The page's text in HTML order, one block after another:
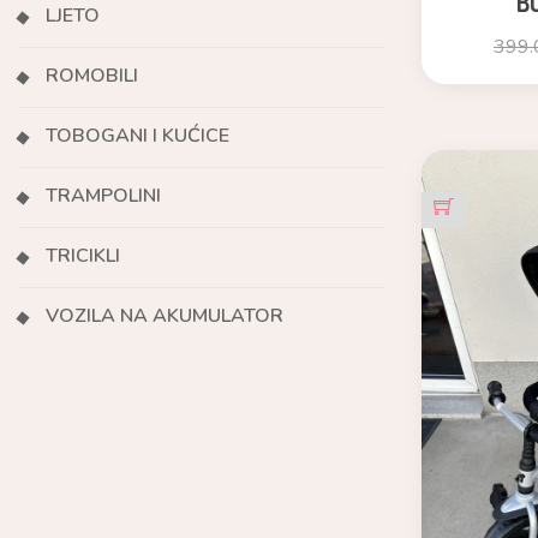
LJETO
ROMOBILI
TOBOGANI I KUĆICE
TRAMPOLINI
TRICIKLI
VOZILA NA AKUMULATOR